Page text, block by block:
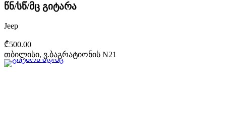
წნ/სწ/მც გიტარა
Jeep
₾500.00
თბილისი, ვ.ბაგრატიონის N21